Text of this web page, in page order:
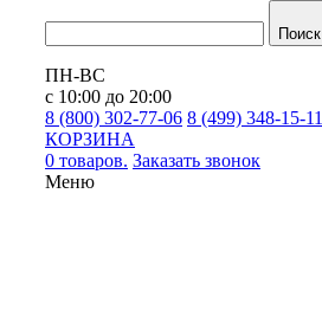
Поиск
ПН-ВС
с 10:00 до 20:00
8 (800) 302-77-06 8 (499) 348-15-11
КОРЗИНА
0 товаров. Заказать звонок
Меню